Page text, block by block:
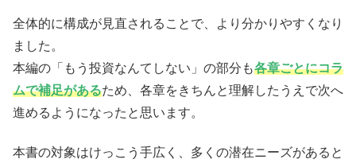
全体的に構成が見直されることで、より分かりやすくなり
ました。
本編の「もう投資なんてしない」の部分も各章ごとにコラ
ムで補足があるため、各章をきちんと理解したうえで次へ
進めるようになったと思います。
本書の対象はけっこう手広く、多くの潜在ニーズがあると